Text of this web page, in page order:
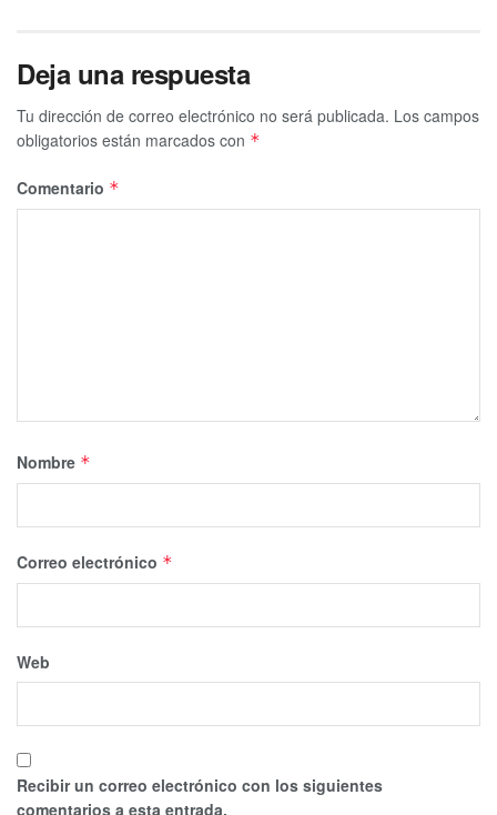
Deja una respuesta
Tu dirección de correo electrónico no será publicada. Los campos
obligatorios están marcados con *
Comentario *
Nombre *
Correo electrónico *
Web
Recibir un correo electrónico con los siguientes
comentarios a esta entrada.